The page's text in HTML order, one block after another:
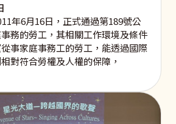
年6月16日，正式通過第189號公
務的勞工，其相關工作環境及條件
事家庭事務工的勞工，能透過國際
對符合勞權及人權的保障，